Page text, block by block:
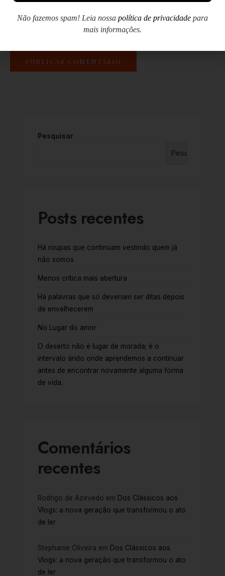
Salvar meus dados neste navegador para a próxima vez
Pesquisar
Pesquisar
Posts recentes
Há roupas que continuam vestindo quem já
não somos
Menos crítica mais abertura
Há palavras que só deveriam ser ditas depois
de envelhecerem
No Lugar do amor
O deserto não é lugar de morada; é o
intervalo árido onde aprendemos a continuar
antes de encontrar novamente alguma forma
de vida.
Comentários
recentes
Rodrigo de Azevedo em Dos Clássicos aos
Vlogs: a nova geração que transformou o ato
de ler
Stephanie Oliveira em Dos Clássicos aos
Vlogs: a nova geração que transformou o ato
de ler
Não fazemos spam! Leia nossa política de privacidade para
mais informações.